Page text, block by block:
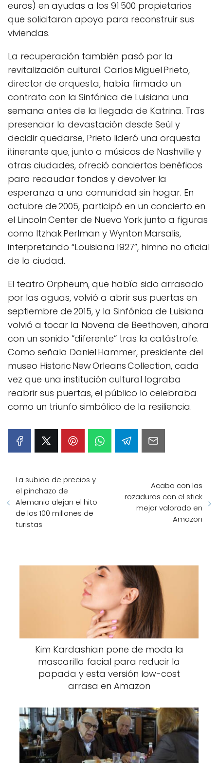
euros) en ayudas a los 91 500 propietarios
que solicitaron apoyo para reconstruir sus
viviendas.
La recuperación también pasó por la
revitalización cultural. Carlos Miguel Prieto,
director de orquesta, había firmado un
contrato con la Sinfónica de Luisiana una
semana antes de la llegada de Katrina. Tras
presenciar la devastación desde Seúl y
decidir quedarse, Prieto lideró una orquesta
itinerante que, junto a músicos de Nashville y
otras ciudades, ofreció conciertos benéficos
para recaudar fondos y devolver la
esperanza a una comunidad sin hogar. En
octubre de 2005, participó en un concierto en
el Lincoln Center de Nueva York junto a figuras
como Itzhak Perlman y Wynton Marsalis,
interpretando “Louisiana 1927”, himno no oficial
de la ciudad.
El teatro Orpheum, que había sido arrasado
por las aguas, volvió a abrir sus puertas en
septiembre de 2015, y la Sinfónica de Luisiana
volvió a tocar la Novena de Beethoven, ahora
con un sonido “diferente” tras la catástrofe.
Como señala Daniel Hammer, presidente del
museo Historic New Orleans Collection, cada
vez que una institución cultural lograba
reabrir sus puertas, el público lo celebraba
como un triunfo simbólico de la resiliencia.
La subida de precios y
el pinchazo de
Alemania alejan el hito
de los 100 millones de
turistas
Acaba con las
rozaduras con el stick
mejor valorado en
Amazon
Kim Kardashian pone de moda la
mascarilla facial para reducir la
papada y esta versión low-cost
arrasa en Amazon